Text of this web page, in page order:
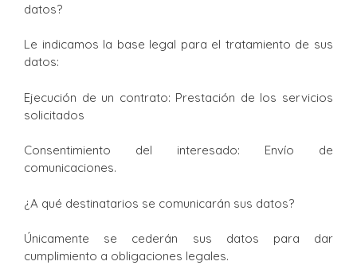
datos?
Le indicamos la base legal para el tratamiento de sus
datos:
Ejecución de un contrato: Prestación de los servicios
solicitados
Consentimiento del interesado: Envío de
comunicaciones.
¿A qué destinatarios se comunicarán sus datos?
Únicamente se cederán sus datos para dar
cumplimiento a obligaciones legales.